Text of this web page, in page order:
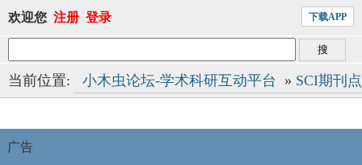
欢迎您 注册 登录 下载APP
当前位置: 小木虫论坛-学术科研互动平台 » SCI期刊
广告